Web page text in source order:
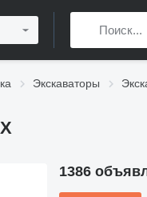
Экскаваторы
1386